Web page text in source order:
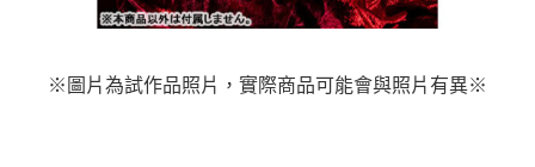
※圖片為試作品照片，實際商品可能會與照片有異※